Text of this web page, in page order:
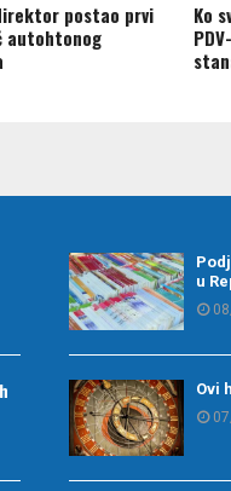
postao prvi
autohtonog
Ko
u
Ovi